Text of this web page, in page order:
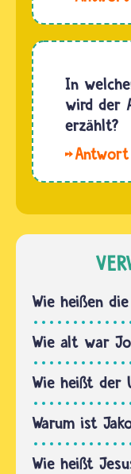
erinnert,
heißt
oder
auch
Mehr…
Pharao
Jakob
keinen
Namen.
zweiten
Namen
In
wird der
erzählt?
Auszug
aus
Ägypten
steht im
2. Buch
der
jüdischen
Tora.
Diese
findest
du im
Tanach,
dem
Wie heißen
Wie alt war
Wie heißt der
Warum ist
Wie heißt